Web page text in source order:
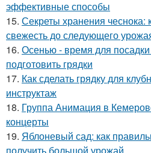
эффективные способы
15. Секреты хранения чеснока:
свежесть до следующего
16. Осенью - время для посадки
подготовить грядки
17. Как сделать грядку для
инструктаж
18. Группа Анимация в
концерты
19. Яблоневый сад: как